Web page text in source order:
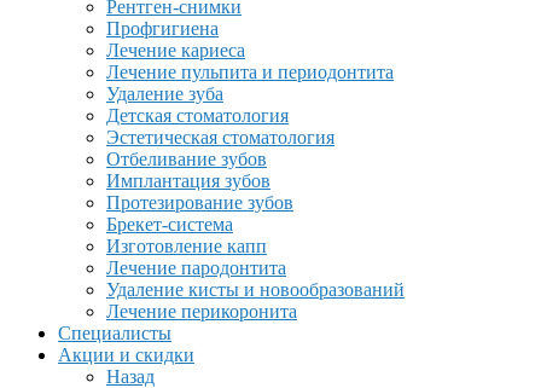
Рентген-снимки
Профгигиена
Лечение кариеса
Лечение пульпита и периодонтита
Удаление зуба
Детская стоматология
Эстетическая стоматология
Отбеливание зубов
Имплантация зубов
Протезирование зубов
Брекет-система
Изготовление капп
Лечение пародонтита
Удаление кисты и новообразований
Лечение перикоронита
Специалисты
Акции и скидки
Назад